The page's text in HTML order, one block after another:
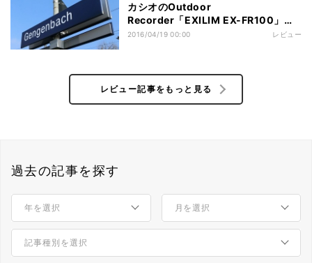
カシオのOutdoor
Recorder「EXILIM EX-FR100」は
旅レコーダー - ドイツの古都をゆるり
2016/04/19 00:00 レビュー
レビュー記事をもっと見る
過去の記事を探す